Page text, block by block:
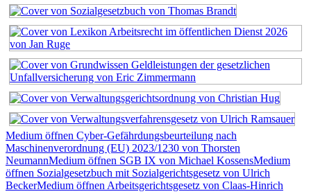
Medium öffnen Cyber-Gefährdungsbeurteilung nach
Maschinenverordnung (EU) 2023/1230 von Thorsten
NeumannMedium öffnen SGB IX von Michael KossensMedium
öffnen Sozialgesetzbuch mit Sozialgerichtsgesetz von Ulrich
BeckerMedium öffnen Arbeitsgerichtsgesetz von Claas-Hinrich